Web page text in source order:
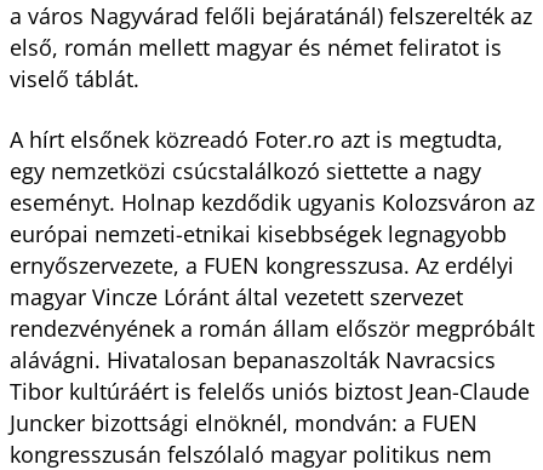
a város Nagyvárad felőli bejáratánál) felszerelték az
első, román mellett magyar és német feliratot is
viselő táblát.
A hírt elsőnek közreadó Foter.ro azt is megtudta,
egy nemzetközi csúcstalálkozó siettette a nagy
eseményt. Holnap kezdődik ugyanis Kolozsváron az
európai nemzeti-etnikai kisebbségek legnagyobb
ernyőszervezete, a FUEN kongresszusa. Az erdélyi
magyar Vincze Lóránt által vezetett szervezet
rendezvényének a román állam először megpróbált
alávágni. Hivatalosan bepanaszolták Navracsics
Tibor kultúráért is felelős uniós biztost Jean-Claude
Juncker bizottsági elnöknél, mondván: a FUEN
kongresszusán felszólaló magyar politikus nem